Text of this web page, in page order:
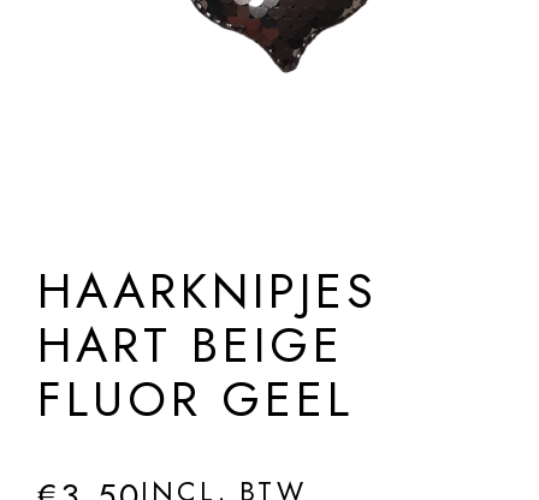
HAARKNIPJES
HART BEIGE
FLUOR GEEL
INCL. BTW